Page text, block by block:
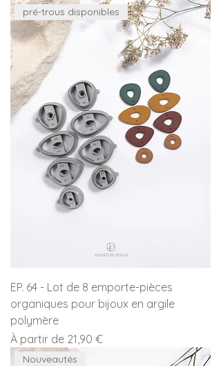
pré-trous disponibles
EP. 64 - Lot de 8 emporte-pièces
organiques pour bijoux en argile
polymère
À partir de 21,90 €
Prix promotionnel
Nouveautés